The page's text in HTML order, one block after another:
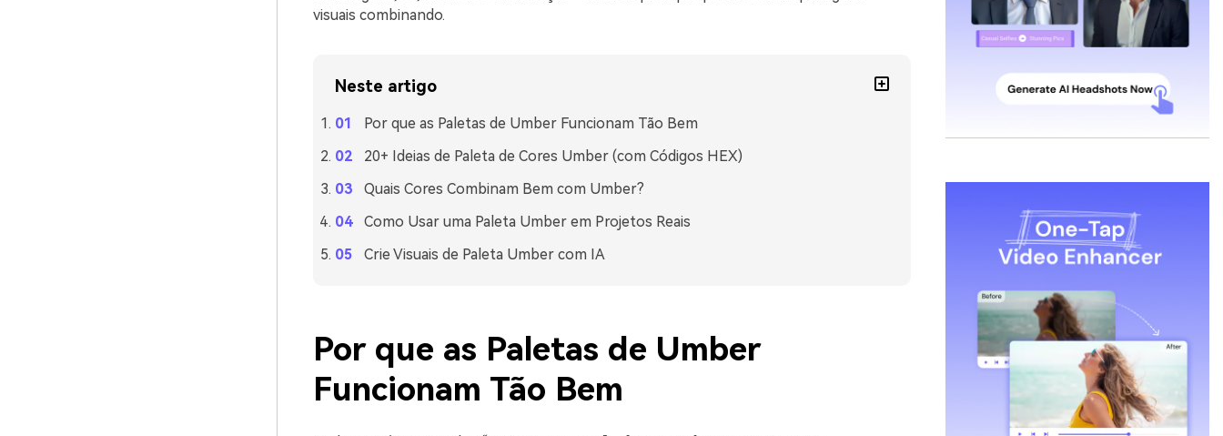
visuais combinando.
Neste artigo
Por que as Paletas de Umber Funcionam Tão Bem
20+ Ideias de Paleta de Cores Umber (com Códigos HEX)
Quais Cores Combinam Bem com Umber?
Como Usar uma Paleta Umber em Projetos Reais
Crie Visuais de Paleta Umber com IA
Por que as Paletas de Umber
Funcionam Tão Bem